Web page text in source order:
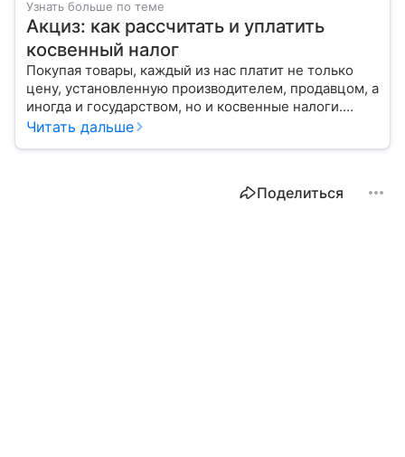
Узнать больше по теме
Акциз: как рассчитать и уплатить
косвенный налог
Покупая товары, каждый из нас платит не только
цену, установленную производителем, продавцом, а
иногда и государством, но и косвенные налоги.
Один из них — акциз. Расскажем, в какие товары он
Читать дальше
Поделиться